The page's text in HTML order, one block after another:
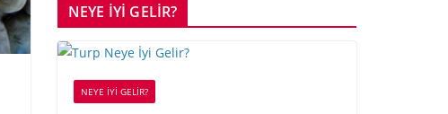
NEYE İYİ GELİR?
NEYE İYİ GELİR?